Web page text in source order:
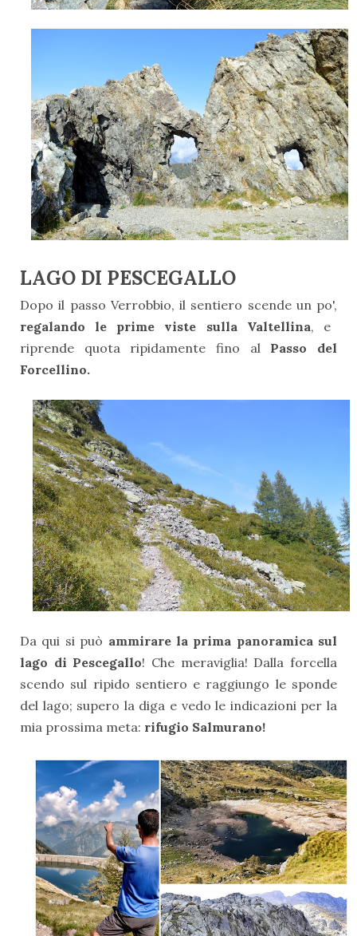
LAGO DI PESCEGALLO
Dopo il passo Verrobbio, il sentiero scende un po',
regalando le prime viste sulla Valtellina, e
riprende quota ripidamente fino alPasso del
Forcellino.
Da qui si può ammirare la prima panoramica sul
lago di Pescegallo! Che meraviglia! Dalla forcella
scendo sul ripido sentiero e raggiungo le sponde
del lago; supero la diga e vedo le indicazioni per la
mia prossima meta: rifugio Salmurano!